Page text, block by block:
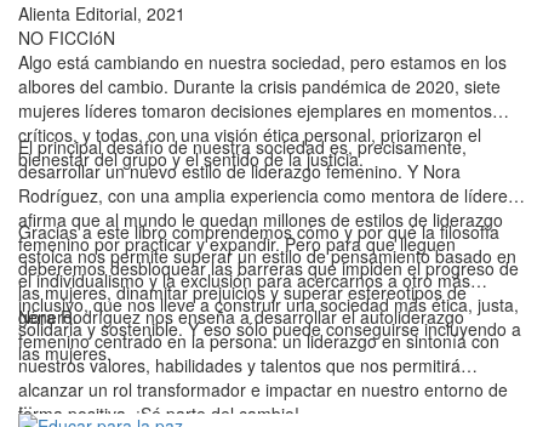
Alienta Editorial, 2021
NO FICCIóN
Algo está cambiando en nuestra sociedad, pero estamos en los
albores del cambio. Durante la crisis pandémica de 2020, siete
mujeres líderes tomaron decisiones ejemplares en momentos
críticos, y todas, con una visión ética personal, priorizaron el
bienestar del grupo y el sentido de la justicia.
El principal desafío de nuestra sociedad es, precisamente,
desarrollar un nuevo estilo de liderazgo femenino. Y Nora
Rodríguez, con una amplia experiencia como mentora de líderes,
afirma que al mundo le quedan millones de estilos de liderazgo
femenino por practicar y expandir. Pero para que lleguen
deberemos desbloquear las barreras que impiden el progreso de
las mujeres, dinamitar prejuicios y superar estereotipos de
género.
Gracias a este libro comprendemos cómo y por qué la filosofía
estoica nos permite superar un estilo de pensamiento basado en
el individualismo y la exclusión para acercarnos a otro más
inclusivo, que nos lleve a construir una sociedad más ética, justa,
solidaria y sostenible. Y eso sólo puede conseguirse incluyendo a
las mujeres.
Nora Rodríguez nos enseña a desarrollar el autoliderazgo
femenino centrado en la persona: un liderazgo en sintonía con
nuestros valores, habilidades y talentos que nos permitirá
alcanzar un rol transformador e impactar en nuestro entorno de
forma positiva. ¡Sé parte del cambio!
...